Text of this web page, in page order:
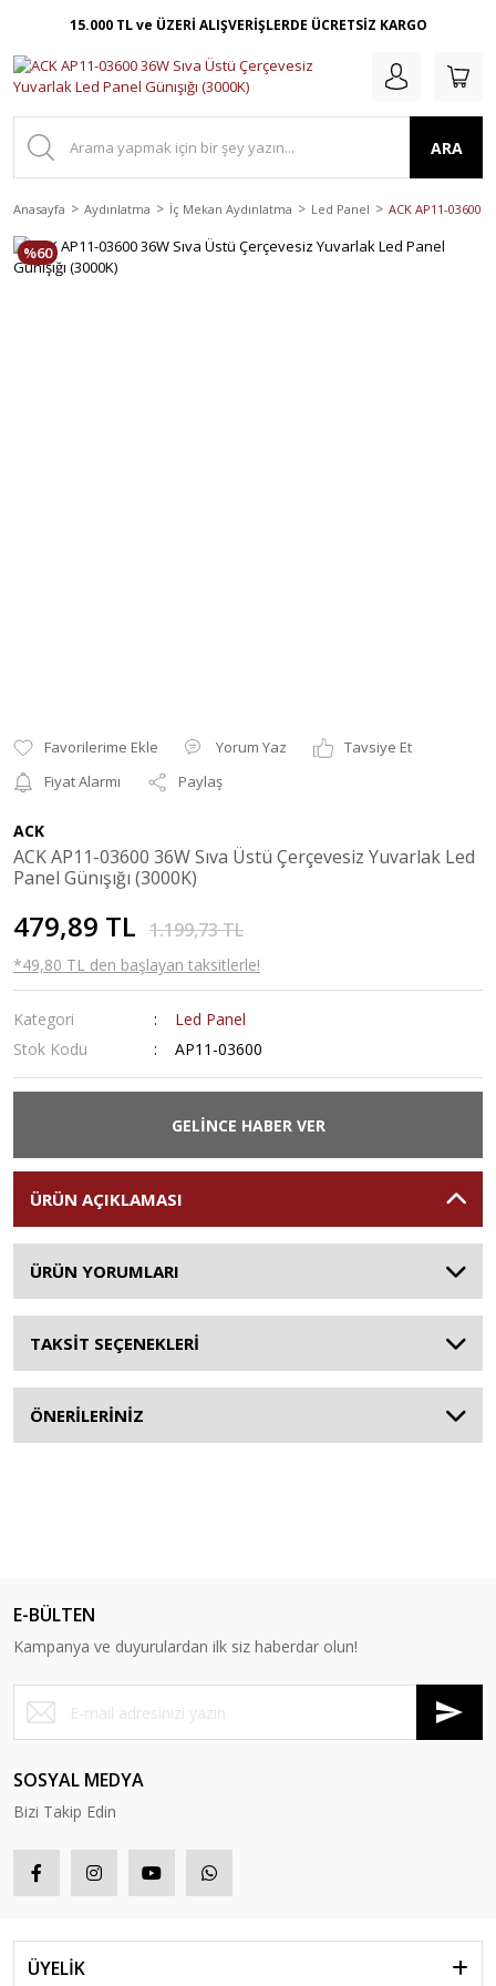
15.000 TL ve ÜZERİ ALIŞVERİŞLERDE ÜCRETSİZ KARGO
ARA
Anasayfa Aydınlatma İç Mekan Aydınlatma Led Panel ACK AP11-03600
%60
Yorum Yaz
Tavsiye Et
Fiyat Alarmı
Paylaş
ACK
ACK AP11-03600 36W Sıva Üstü Çerçevesiz Yuvarlak Led
Panel Günışığı (3000K)
479,89 TL 1.199,73 TL
*49,80 TL den başlayan taksitlerle!
Kategori
Led Panel
Stok Kodu
AP11-03600
GELİNCE HABER VER
ÜRÜN AÇIKLAMASI
ÜRÜN YORUMLARI
TAKSİT SEÇENEKLERİ
ÖNERİLERİNİZ
E-BÜLTEN
Kampanya ve duyurulardan ilk siz haberdar olun!
SOSYAL MEDYA
Bizi Takip Edin
ÜYELİK